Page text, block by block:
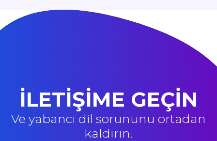
İLETİŞİME GEÇİN
Ve yabancı dil sorununu ortadan
kaldırın.